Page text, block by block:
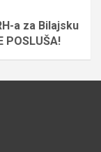
a za Bilajsku
POSLUŠA!